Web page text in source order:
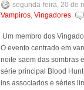
segunda-feira, 20 de
Vampiros, Vingadores
Um membro dos
O evento centrado em
noite saem das sombras
série principal Blood
ins associados e séries